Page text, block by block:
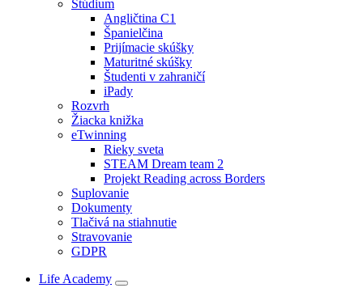
Štúdium
Angličtina C1
Španielčina
Prijímacie skúšky
Maturitné skúšky
Študenti v zahraničí
iPady
Rozvrh
Žiacka knižka
eTwinning
Rieky sveta
STEAM Dream team 2
Projekt Reading across Borders
Suplovanie
Dokumenty
Tlačivá na stiahnutie
Stravovanie
GDPR
Life Academy